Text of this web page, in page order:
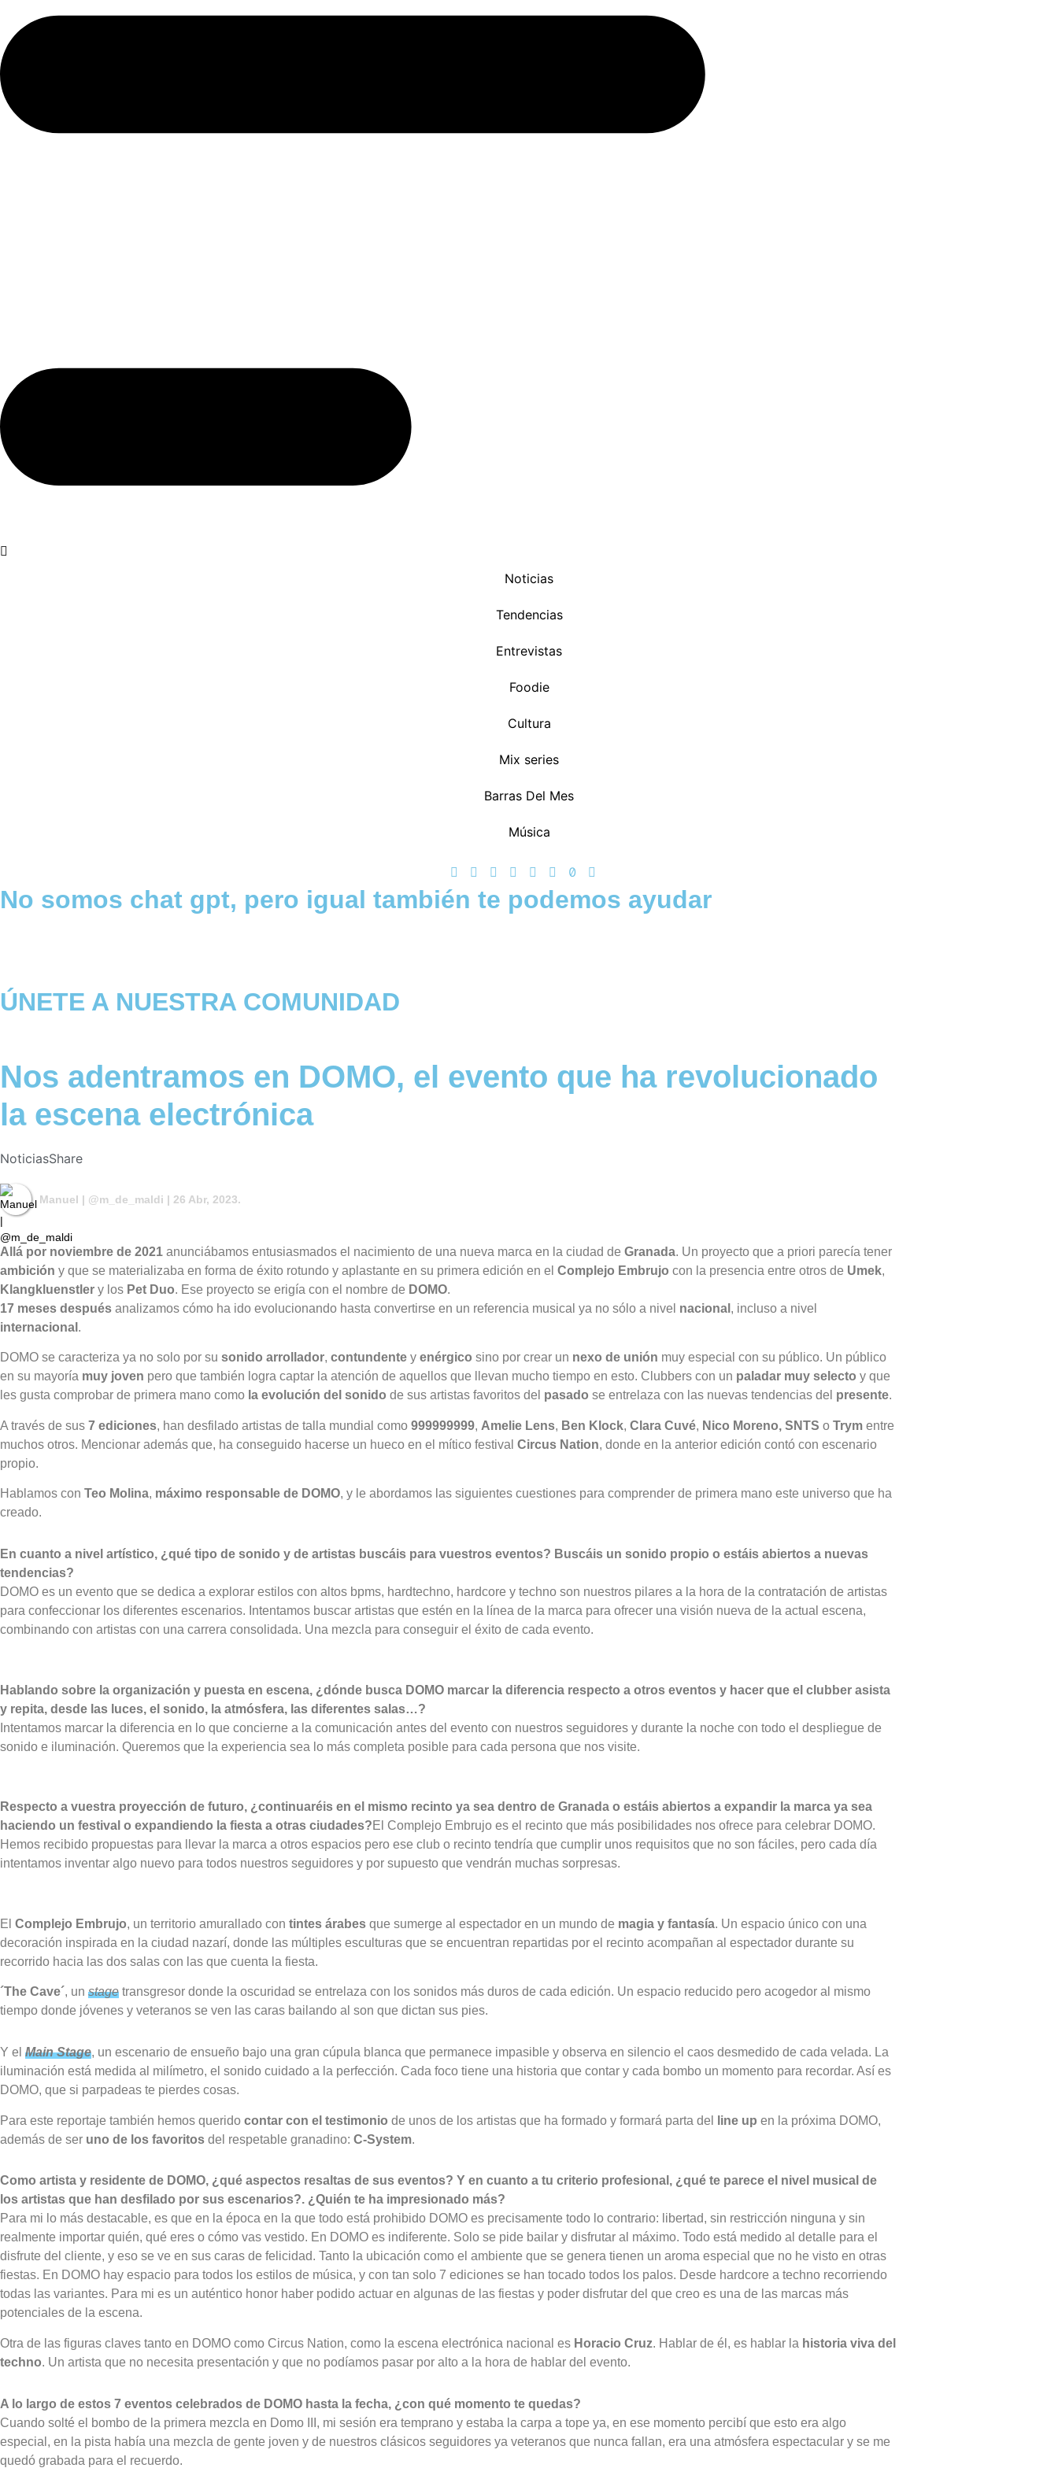
Noticias
Tendencias
Entrevistas
Foodie
Cultura
Mix series
Barras Del Mes
Música
No somos chat gpt, pero igual también te podemos ayudar
ÚNETE A NUESTRA COMUNIDAD
Nos adentramos en DOMO, el evento que ha revolucionado
la escena electrónica
NoticiasShare
Manuel | @m_de_maldi | 26 Abr, 2023.
Allá por noviembre de 2021 anunciábamos entusiasmados el nacimiento de una nueva marca en la ciudad de Granada. Un proyecto que a priori parecía tener
ambición y que se materializaba en forma de éxito rotundo y aplastante en su primera edición en el Complejo Embrujo con la presencia entre otros de Umek,
Klangkluenstler y los Pet Duo. Ese proyecto se erigía con el nombre de DOMO.
17 meses después analizamos cómo ha ido evolucionando hasta convertirse en un referencia musical ya no sólo a nivel nacional , incluso a nivel
internacional .
DOMO se caracteriza ya no solo por su sonido arrollador, contundente y enérgico sino por crear un nexo de unión muy especial con su público. Un público
en su mayoría muy joven pero que también logra captar la atención de aquellos que llevan mucho tiempo en esto. Clubbers con un paladar muy selecto y que
les gusta comprobar de primera mano como la evolución del sonido de sus artistas favoritos del pasado se entrelaza con las nuevas tendencias del presente.
A través de sus 7 ediciones, han desfilado artistas de talla mundial como 999999999, Amelie Lens, Ben Klock, Clara Cuvé, Nico Moreno, SNTS o Trym entre
muchos otros. Mencionar además que, ha conseguido hacerse un hueco en el mítico festival Circus Nation, donde en la anterior edición contó con escenario
propio.
Hablamos con Teo Molina, máximo responsable de DOMO, y le abordamos las siguientes cuestiones para comprender de primera mano este universo que ha
creado.
En cuanto a nivel artístico, ¿qué tipo de sonido y de artistas buscáis para vuestros eventos? Buscáis un sonido propio o estáis abiertos a nuevas
tendencias?
DOMO es un evento que se dedica a explorar estilos con altos bpms, hardtechno, hardcore y techno son nuestros pilares a la hora de la contratación de artistas
para confeccionar los diferentes escenarios. Intentamos buscar artistas que estén en la línea de la marca para ofrecer una visión nueva de la actual escena,
combinando con artistas con una carrera consolidada. Una mezcla para conseguir el éxito de cada evento.
Hablando sobre la organización y puesta en escena, ¿dónde busca DOMO marcar la diferencia respecto a otros eventos y hacer que el clubber asista
y repita, desde las luces, el sonido, la atmósfera, las diferentes salas…?
Intentamos marcar la diferencia en lo que concierne a la comunicación antes del evento con nuestros seguidores y durante la noche con todo el despliegue de
sonido e iluminación. Queremos que la experiencia sea lo más completa posible para cada persona que nos visite.
Respecto a vuestra proyección de futuro, ¿continuaréis en el mismo recinto ya sea dentro de Granada o estáis abiertos a expandir la marca ya sea
haciendo un festival o expandiendo la fiesta a otras ciudades?El Complejo Embrujo es el recinto que más posibilidades nos ofrece para celebrar DOMO.
Hemos recibido propuestas para llevar la marca a otros espacios pero ese club o recinto tendría que cumplir unos requisitos que no son fáciles, pero cada día
intentamos inventar algo nuevo para todos nuestros seguidores y por supuesto que vendrán muchas sorpresas.
El Complejo Embrujo, un territorio amurallado con tintes árabes que sumerge al espectador en un mundo de magia y fantasía. Un espacio único con una
decoración inspirada en la ciudad nazarí, donde las múltiples esculturas que se encuentran repartidas por el recinto acompañan al espectador durante su
recorrido hacia las dos salas con las que cuenta la fiesta.
´The Cave´, un stage transgresor donde la oscuridad se entrelaza con los sonidos más duros de cada edición. Un espacio reducido pero acogedor al mismo
tiempo donde jóvenes y veteranos se ven las caras bailando al son que dictan sus pies.
Y el Main Stage, un escenario de ensueño bajo una gran cúpula blanca que permanece impasible y observa en silencio el caos desmedido de cada velada. La
iluminación está medida al milímetro, el sonido cuidado a la perfección. Cada foco tiene una historia que contar y cada bombo un momento para recordar. Así es
DOMO, que si parpadeas te pierdes cosas.
Para este reportaje también hemos querido contar con el testimonio de unos de los artistas que ha formado y formará parta del line up en la próxima DOMO,
además de ser uno de los favoritos del respetable granadino: C-System.
Como artista y residente de DOMO, ¿qué aspectos resaltas de sus eventos? Y en cuanto a tu criterio profesional, ¿qué te parece el nivel musical de
los artistas que han desfilado por sus escenarios?. ¿Quién te ha impresionado más?
Para mi lo más destacable, es que en la época en la que todo está prohibido DOMO es precisamente todo lo contrario: libertad, sin restricción ninguna y sin
realmente importar quién, qué eres o cómo vas vestido. En DOMO es indiferente. Solo se pide bailar y disfrutar al máximo. Todo está medido al detalle para el
disfrute del cliente, y eso se ve en sus caras de felicidad. Tanto la ubicación como el ambiente que se genera tienen un aroma especial que no he visto en otras
fiestas. En DOMO hay espacio para todos los estilos de música, y con tan solo 7 ediciones se han tocado todos los palos. Desde hardcore a techno recorriendo
todas las variantes. Para mi es un auténtico honor haber podido actuar en algunas de las fiestas y poder disfrutar del que creo es una de las marcas más
potenciales de la escena.
Otra de las figuras claves tanto en DOMO como Circus Nation, como la escena electrónica nacional es Horacio Cruz. Hablar de él, es hablar la historia viva del
techno. Un artista que no necesita presentación y que no podíamos pasar por alto a la hora de hablar del evento.
A lo largo de estos 7 eventos celebrados de DOMO hasta la fecha, ¿con qué momento te quedas?
Cuando solté el bombo de la primera mezcla en Domo III, mi sesión era temprano y estaba la carpa a tope ya, en ese momento percibí que esto era algo
especial, en la pista había una mezcla de gente joven y de nuestros clásicos seguidores ya veteranos que nunca fallan, era una atmósfera espectacular y se me
quedó grabada para el recuerdo.